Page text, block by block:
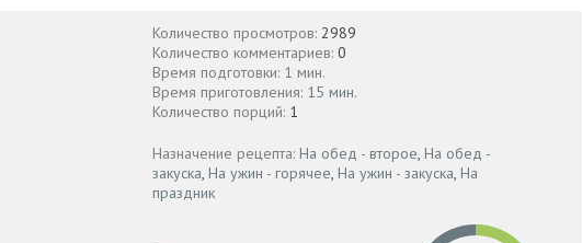
Количество просмотров: 2989
Количество комментариев: 0
Время подготовки: 1 мин.
Время приготовления: 15 мин.
Количество порций: 1
Назначение рецепта: На обед - второе, На обед -
закуска, На ужин - горячее, На ужин - закуска, На
праздник